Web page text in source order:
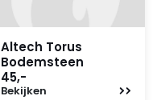
Altech Torus
Bodemsteen
45,-
Bekijken